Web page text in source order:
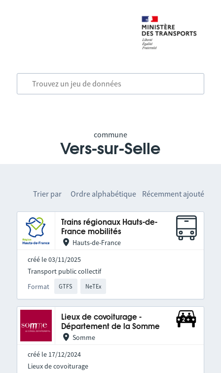
commune
Vers-sur-Selle
Trier par Ordre alphabétique Récemment ajouté
Trains régionaux Hauts-de-
France mobilités
Hauts-de-France
créé le 03/11/2025
Format GTFS NeTEx
Transport public collectif
Lieux de covoiturage -
Département de la Somme
Somme
créé le 17/12/2024
Lieux de covoiturage